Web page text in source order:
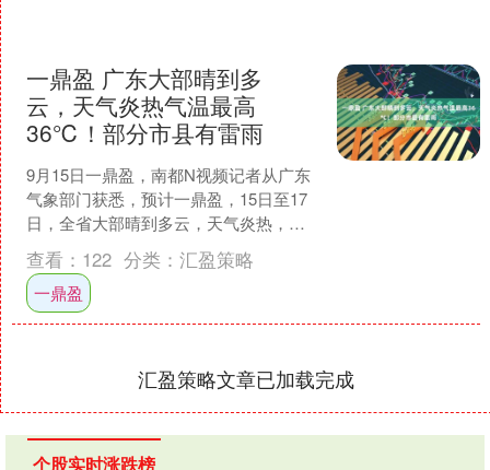
一鼎盈 广东大部晴到多
云，天气炎热气温最高
36℃！部分市县有雷雨
9月15日一鼎盈，南都N视频记者从广东
气象部门获悉，预计一鼎盈，15日至17
日，全省大部晴到多云，天气炎热，部
分市县有（雷）阵雨。 具体天气预报显
示为，15日，....
查看： 122 分类： 汇盈策略
一鼎盈
汇盈策略文章已加载完成
个股实时涨跌榜